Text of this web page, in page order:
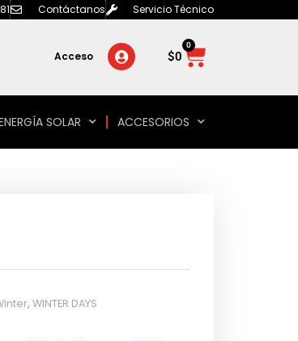
Contáctanos Servicio Técnico
Acceso $0
0
Carrito
SOLAR ACCESORIOS
, WINTER DAYS